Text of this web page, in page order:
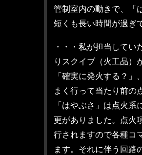
管制室内の動きで、「
短くも長い時間が過ぎ
・・・私が担当して
りスクイブ（火工品）
「確実に発火する？
まく行って当たり前の
「はやぶさ」は点火
更がありました。点火
行されますので各種コ
ます。それに伴う回路